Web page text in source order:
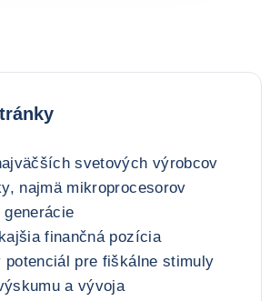
svetových výrobcov
najmä mikroprocesorov
generácie
finančná pozícia
potenciál pre fiškálne stimuly
a vývoja